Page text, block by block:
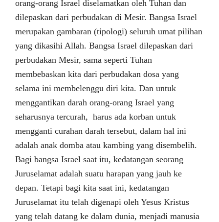
orang-orang Israel diselamatkan oleh Tuhan dan
dilepaskan dari perbudakan di Mesir. Bangsa Israel
merupakan gambaran (tipologi) seluruh umat pilihan
yang dikasihi Allah. Bangsa Israel dilepaskan dari
perbudakan Mesir, sama seperti Tuhan
membebaskan kita dari perbudakan dosa yang
selama ini membelenggu diri kita. Dan untuk
menggantikan darah orang-orang Israel yang
seharusnya tercurah, harus ada korban untuk
mengganti curahan darah tersebut, dalam hal ini
adalah anak domba atau kambing yang disembelih.
Bagi bangsa Israel saat itu, kedatangan seorang
Juruselamat adalah suatu harapan yang jauh ke
depan. Tetapi bagi kita saat ini, kedatangan
Juruselamat itu telah digenapi oleh Yesus Kristus
yang telah datang ke dalam dunia, menjadi manusia